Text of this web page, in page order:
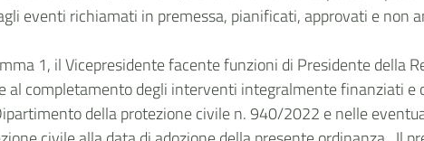
eventi richiamati in premessa, pianificati, approvati e non
1, il Vicepresidente facente funzioni di Presidente della
al completamento degli interventi integralmente finanziati
della protezione civile n. 940/2022 e nelle